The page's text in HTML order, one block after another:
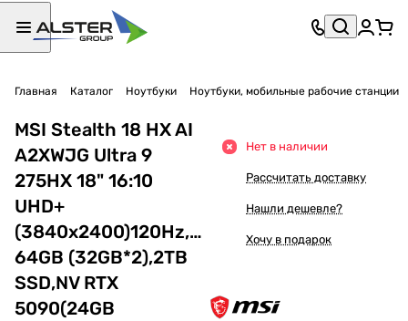
Главная Каталог Ноутбуки Ноутбуки, мобильные рабочие станции
MSI Stealth 18 HX AI
A2XWJG Ultra 9
275HX 18" 16:10
UHD+
(3840x2400)120Hz,IPS,DDR5
64GB (32GB*2),2TB
SSD,NV RTX
5090(24GB
Нет в наличии
Рассчитать доставку
Нашли дешевле?
Хочу в подарок